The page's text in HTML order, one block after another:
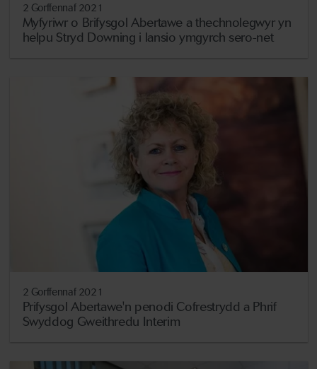
2 Gorffennaf 2021
Myfyriwr o Brifysgol Abertawe a thechnolegwyr yn
helpu Stryd Downing i lansio ymgyrch sero-net
2 Gorffennaf 2021
Prifysgol Abertawe'n penodi Cofrestrydd a Phrif
Swyddog Gweithredu Interim